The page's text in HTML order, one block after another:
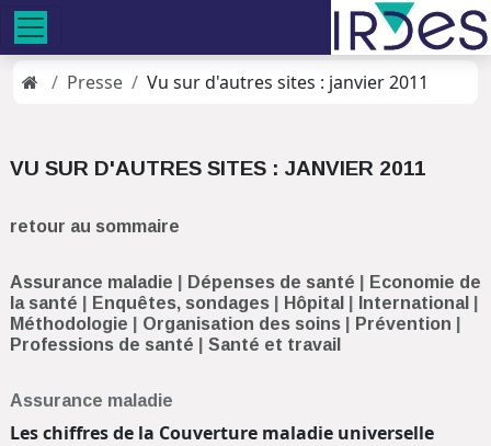
Presse Vu sur d'autres sites : janvier 2011
VU SUR D'AUTRES SITES : JANVIER 2011
retour au sommaire
Assurance maladie Dépenses de santé
Economie de
la santé
Enquêtes, sondages Hôpital International
Méthodologie
Organisation des soins Prévention
Professions de santé
Santé et travail
Assurance maladie
Les chiffres de la Couverture maladie universelle